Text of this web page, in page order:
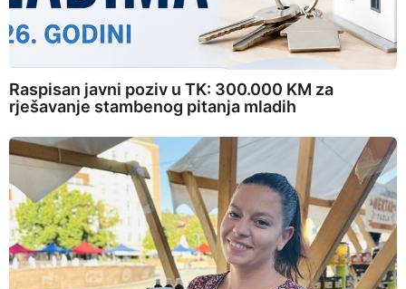
Raspisan javni poziv u TK: 300.000 KM za
rješavanje stambenog pitanja mladih